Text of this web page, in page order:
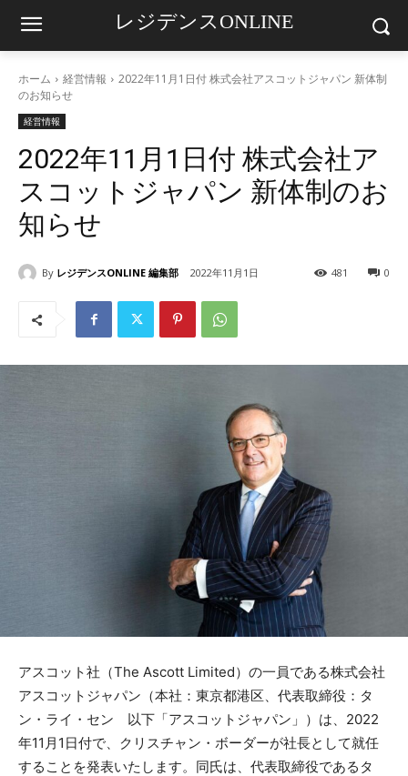
レジデンスONLINE
ホーム 経営情報
2022年11月1日付 株式会社アスコットジャパン 新体制
のお知らせ
経営情報
2022年11月1日付 株式会社ア
スコットジャパン 新体制のお
知らせ
By レジデンスONLINE 編集部 2022年11月1日 0
481
アスコット社（The Ascott Limited）の一員である株式会社
アスコットジャパン（本社：東京都港区、代表取締役：タ
ン・ライ・セン 以下「アスコットジャパン」）は、2022
年11月1日付で、クリスチャン・ボーダーが社長として就任
することを発表いたします。同氏は、代表取締役であるタ